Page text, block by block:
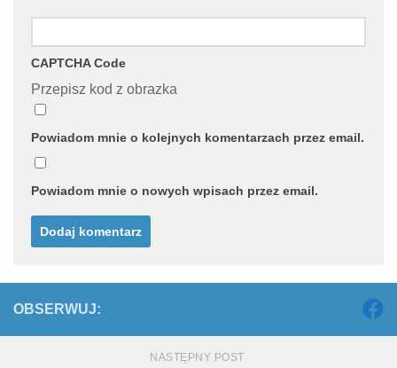
CAPTCHA Code
Przepisz kod z obrazka
Powiadom mnie o kolejnych komentarzach przez email.
Powiadom mnie o nowych wpisach przez email.
OBSERWUJ:
NASTĘPNY POST